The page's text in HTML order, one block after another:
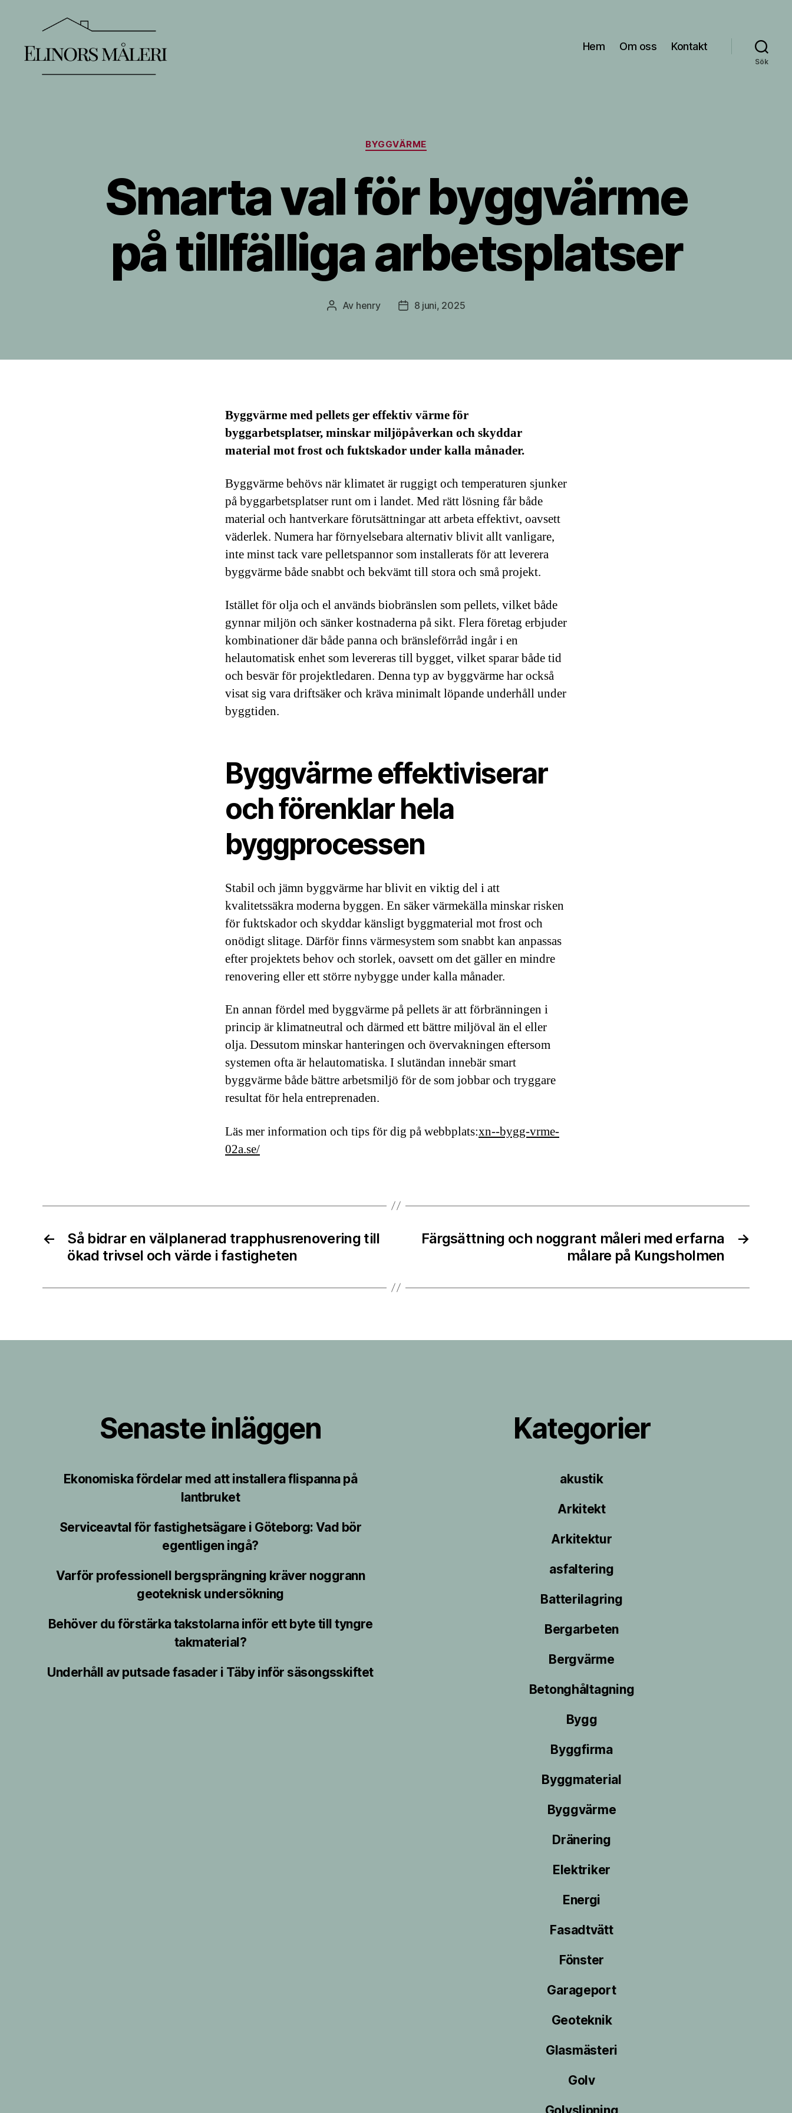
Hem Om oss Kontakt
Sök
Kategorier
BYGGVÄRME
Smarta val för byggvärme
på tillfälliga arbetsplatser
Inläggsförfattare
Av henry Inläggsdatum
8 juni, 2025
Byggvärme med pellets ger effektiv värme för
byggarbetsplatser, minskar miljöpåverkan och skyddar
material mot frost och fuktskador under kalla månader.
Byggvärme behövs när klimatet är ruggigt och temperaturen sjunker
på byggarbetsplatser runt om i landet. Med rätt lösning får både
material och hantverkare förutsättningar att arbeta effektivt, oavsett
väderlek. Numera har förnyelsebara alternativ blivit allt vanligare,
inte minst tack vare pelletspannor som installerats för att leverera
byggvärme både snabbt och bekvämt till stora och små projekt.
Istället för olja och el används biobränslen som pellets, vilket både
gynnar miljön och sänker kostnaderna på sikt. Flera företag erbjuder
kombinationer där både panna och bränsleförråd ingår i en
helautomatisk enhet som levereras till bygget, vilket sparar både tid
och besvär för projektledaren. Denna typ av byggvärme har också
visat sig vara driftsäker och kräva minimalt löpande underhåll under
byggtiden.
Byggvärme effektiviserar
och förenklar hela
byggprocessen
Stabil och jämn byggvärme har blivit en viktig del i att
kvalitetssäkra moderna byggen. En säker värmekälla minskar risken
för fuktskador och skyddar känsligt byggmaterial mot frost och
onödigt slitage. Därför finns värmesystem som snabbt kan anpassas
efter projektets behov och storlek, oavsett om det gäller en mindre
renovering eller ett större nybygge under kalla månader.
En annan fördel med byggvärme på pellets är att förbränningen i
princip är klimatneutral och därmed ett bättre miljöval än el eller
olja. Dessutom minskar hanteringen och övervakningen eftersom
systemen ofta är helautomatiska. I slutändan innebär smart
byggvärme både bättre arbetsmiljö för de som jobbar och tryggare
resultat för hela entreprenaden.
Läs mer information och tips för dig på webbplats:xn--bygg-vrme-
02a.se/
←
Så bidrar en välplanerad trapphusrenovering till
ökad trivsel och värde i fastigheten
→
Färgsättning och noggrant måleri med erfarna
målare på Kungsholmen
Senaste inläggen
Ekonomiska fördelar med att installera flispanna på
lantbruket
Serviceavtal för fastighetsägare i Göteborg: Vad bör
egentligen ingå?
Varför professionell bergsprängning kräver noggrann
geoteknisk undersökning
Behöver du förstärka takstolarna inför ett byte till tyngre
takmaterial?
Underhåll av putsade fasader i Täby inför säsongsskiftet
Kategorier
akustik
Arkitekt
Arkitektur
asfaltering
Batterilagring
Bergarbeten
Bergvärme
Betonghåltagning
Bygg
Byggfirma
Byggmaterial
Byggvärme
Dränering
Elektriker
Energi
Fasadtvätt
Fönster
Garageport
Geoteknik
Glasmästeri
Golv
Golvslipning